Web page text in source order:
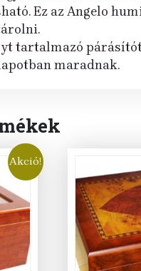
Ez az Angelo
tartalmazó párásítót
maradnak.
Akció!